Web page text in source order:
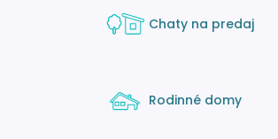
Chaty na predaj
Rodinné domy